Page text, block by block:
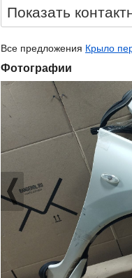
Показать
Все предложения Крыло
Фотографии